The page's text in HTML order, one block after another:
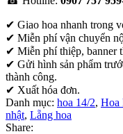
✔ Giao hoa nhanh trong
✔ Miễn phí vận chuyển
✔ Miễn phí thiệp, banner
✔ Gửi hình sản phẩm
thành công.
✔ Xuất hóa đơn.
Danh mục: hoa 14/2, Hoa
nhật, Lẵng hoa
Share: